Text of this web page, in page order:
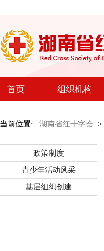
首页 组织机构
当前位置: 湖南省红十字会 >
政策制度
青少年活动风采
基层组织创建